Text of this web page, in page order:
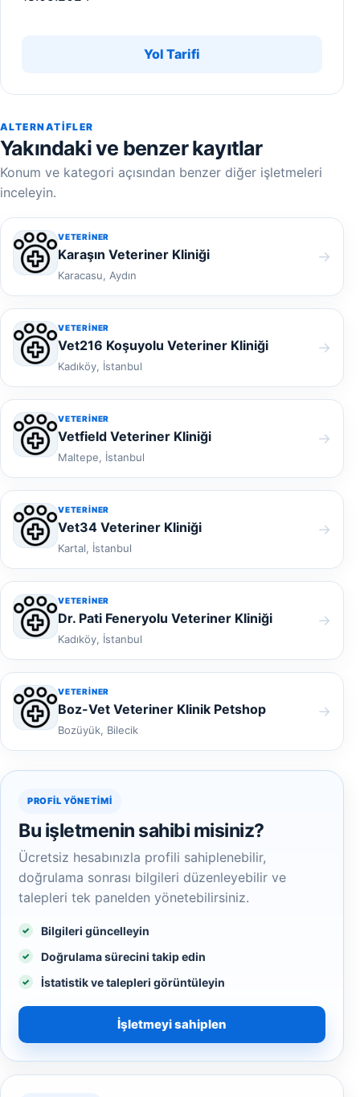
Yol Tarifi
ALTERNATIFLER
Yakındaki ve benzer kayıtlar
Konum ve kategori açısından benzer diğer işletmeleri
inceleyin.
VETERINER
Karaşın Veteriner Kliniği
Karacasu, Aydın
→
VETERINER
Vet216 Koşuyolu Veteriner Kliniği
Kadıköy, İstanbul
→
VETERINER
Vetfield Veteriner Kliniği
Maltepe, İstanbul
→
VETERINER
Vet34 Veteriner Kliniği
Kartal, İstanbul
→
VETERINER
Dr. Pati Feneryolu Veteriner Kliniği
Kadıköy, İstanbul
→
VETERINER
Boz-Vet Veteriner Klinik Petshop
Bozüyük, Bilecik
→
PROFIL YÖNETIMI
Bu işletmenin sahibi misiniz?
Ücretsiz hesabınızla profili sahiplenebilir,
doğrulama sonrası bilgileri düzenleyebilir ve
talepleri tek panelden yönetebilirsiniz.
Bilgileri güncelleyin
Doğrulama sürecini takip edin
İstatistik ve talepleri görüntüleyin
İşletmeyi sahiplen